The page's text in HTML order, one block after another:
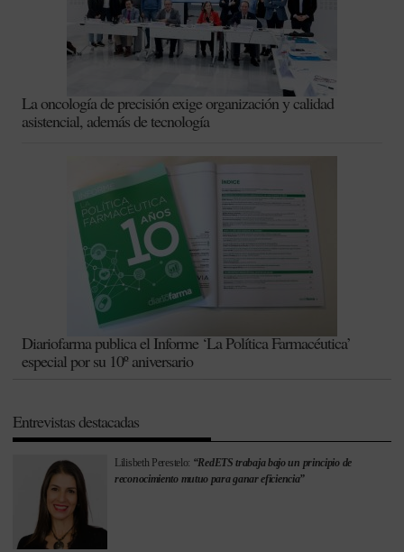
La oncología de precisión exige organización y calidad
asistencial, además de tecnología
Diariofarma publica el Informe ‘La Política Farmacéutica’
especial por su 10º aniversario
Entrevistas destacadas
Lilisbeth Perestelo: “RedETS trabaja bajo un principio de
reconocimiento mutuo para ganar eficiencia”